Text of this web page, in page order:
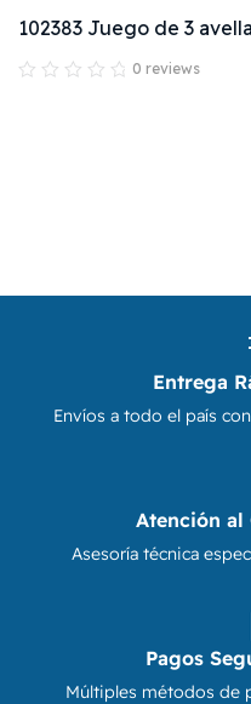
102383 Juego de 3
0 reviews
Entrega
Envíos a todo el país
Atención al
Asesoría técnica
Pagos
Múltiples métodos de